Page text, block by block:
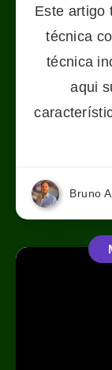
Este artigo
técnica
técnica
aqui
Bruno